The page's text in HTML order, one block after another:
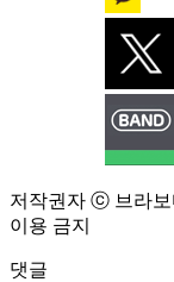
저작권자 ⓒ 브라보
이용 금지
댓글